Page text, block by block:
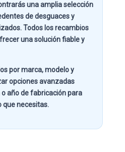
una amplia selección
de desguaces y
Todos los recambios
una solución fiable y
pormarca, modelo y
opciones avanzadas
año de fabricaciónpara
que necesitas.